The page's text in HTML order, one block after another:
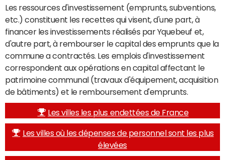
Les ressources d'investissement (emprunts, subventions,
etc.) constituent les recettes qui visent, d'une part, à
financer les investissements réalisés par Yquebeuf et,
d'autre part, à rembourser le capital des emprunts que la
commune a contractés. Les emplois d'investissement
correspondent aux opérations en capital affectant le
patrimoine communal (travaux d'équipement, acquisition
de bâtiments) et le remboursement d'emprunts.
Les villes les plus endettées de France
Les villes où les dépenses de personnel sont les plus
élevées